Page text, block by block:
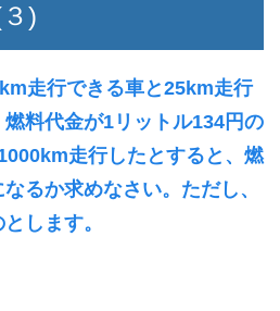
)
走行できる車と25km走行
料代金が1リットル134円の
走行したとすると、燃
るか求めなさい。ただし、
します。